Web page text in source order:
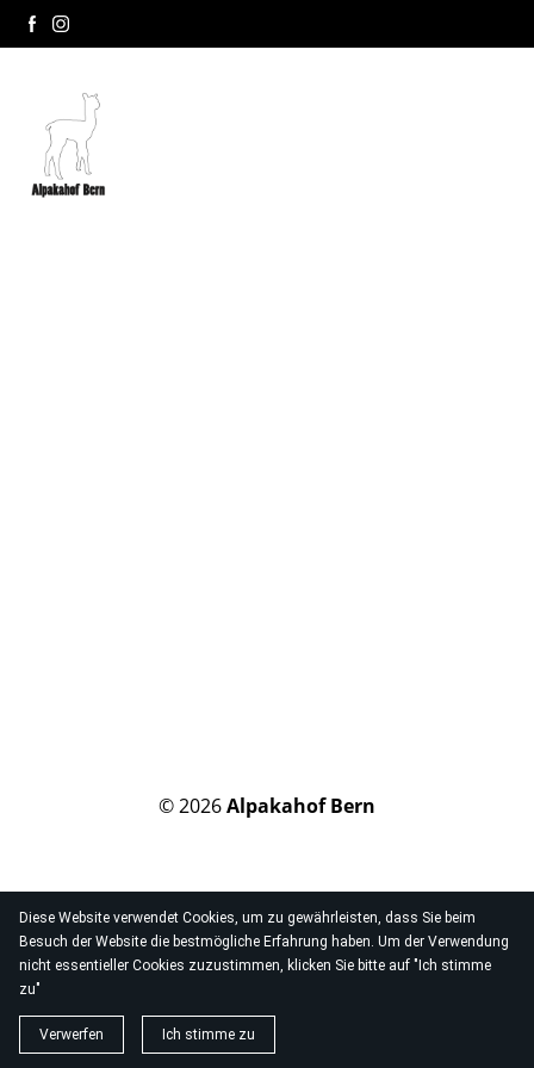
Diese Website verwendet Cookies, um zu gewährleisten, dass Sie beim
Besuch der Website die bestmögliche Erfahrung haben. Um der Verwendung
nicht essentieller Cookies zuzustimmen, klicken Sie bitte auf "Ich stimme
zu"
Verwerfen Ich stimme zu
© 2026Alpakahof Bern